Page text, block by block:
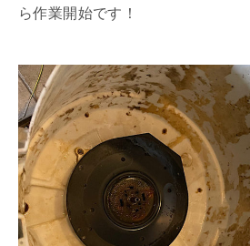
ら作業開始です！